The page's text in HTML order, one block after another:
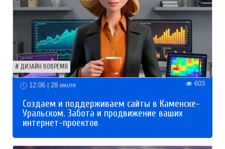
ДИЗАЙН ВОВРЕМЯ
12:06 | 28 июля 603
Создаем и поддерживаем сайты в Каменске-
Уральском. Забота и продвижение ваших
интернет-проектов